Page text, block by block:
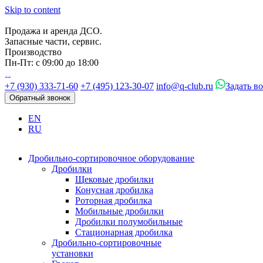
Skip to content
Продажа и аренда ДСО.
Запасные части, сервис.
Производство
Пн-Пт: с 09:00 до 18:00
+7 (930) 333-71-60 +7 (495) 123-30-07 info@q-club.ru Задать
Обратный звонок
EN
RU
Дробильно-сортировочное оборудование
Дробилки
Щековые дробилки
Конусная дробилка
Роторная дробилка
Мобильные дробилки
Дробилки полумобильные
Стационарная дробилка
Дробильно-сортировочные
установки